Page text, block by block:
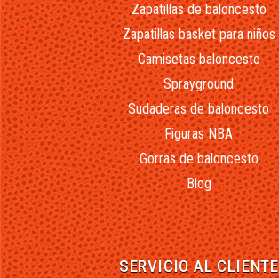
Zapatillas de baloncesto
Zapatillas basket para niños
Camisetas baloncesto
Sprayground
Sudaderas de baloncesto
Figuras NBA
Gorras de baloncesto
Blog
SERVICIO AL CLIENTE